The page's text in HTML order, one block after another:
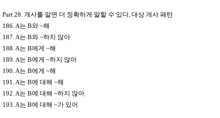
Part 28. 개사를 알면 더 정확하게 말할 수 있다 대상 개사 패턴
186. A는 B와 ~해
187. A는 B와 ~하지 않아
188. A는 B에게 ~해
189. A는 B에게 ~하지 않아
190. A는 B에게 ~해
191. A는 B에 대해 ~해
192. A는 B에 대해 ~하지 않아
193. A는 B에 대해 ~가 있어